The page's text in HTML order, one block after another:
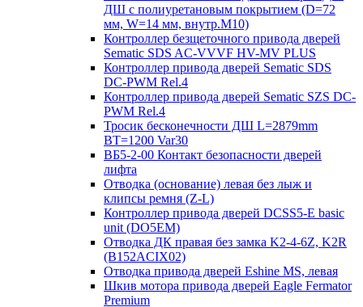
ДШ с полиуретановым покрытием (D=72
мм, W=14 мм, внутр.М10)
Контроллер безщеточного привода дверей
Sematiс SDS AC-VVVF HV-MV PLUS
Контроллер привода дверей Sematic SDS
DC-PWM Rel.4
Контроллер привода дверей Sematic SZS DC-
PWM Rel.4
Тросик бесконечности ДШ L=2879mm
BT=1200 Var30
ВБ5-2-00 Контакт безопасности дверей
лифта
Отводка (основание) левая без лыж и
клипсы ремня (Z-L)
Контроллер привода дверей DCSS5-E basic
unit (DO5EM)
Отводка ДК правая без замка K2-4-6Z, K2R
(B152ACIX02)
Отводка привода дверей Eshine MS, левая
Шкив мотора привода дверей Eagle Fermator
Premium